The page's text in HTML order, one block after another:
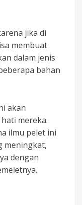
jika di
membuat
dalam jenis
bahan
akan
mereka.
ilmu pelet ini
meningkat,
dengan